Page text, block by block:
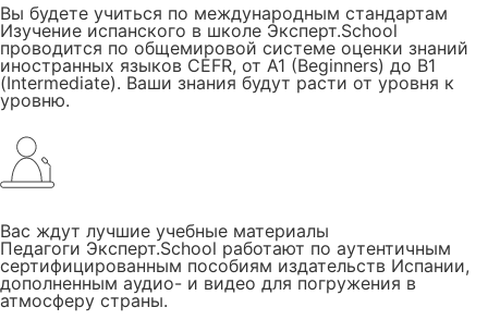
Вы будете учиться по международным стандартам
Изучение испанского в школе Эксперт.School
проводится по общемировой системе оценки знаний
иностранных языков CEFR, от A1 (Beginners) до B1
(Intermediate). Ваши знания будут расти от уровня к
уровню.
Вас ждут лучшие учебные материалы
Педагоги Эксперт.School работают по аутентичным
сертифицированным пособиям издательств Испании,
дополненным аудио- и видео для погружения в
атмосферу страны.